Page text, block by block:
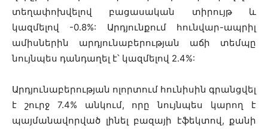
տեղափոխվելով բացասական տիրույթ և
կազմելով -0.8%: Արդյունքում հունվար-ապրիլ
ամիսներին արդյունաբերության աճի տեմպը
նույնպես դանդաղել է՝ կազմելով 2.4%:
Արդյունաբերության ոլորտում հունիսին գրանցվել
է շուրջ 7.4% անկում, որը նույնպես կարող է
պայմանավորված լինել բազայի էֆեկտով, քանի